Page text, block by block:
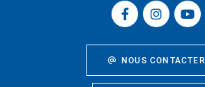
NOUS CONTACTER